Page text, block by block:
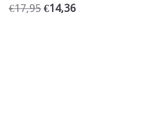
€17,95 €14,36